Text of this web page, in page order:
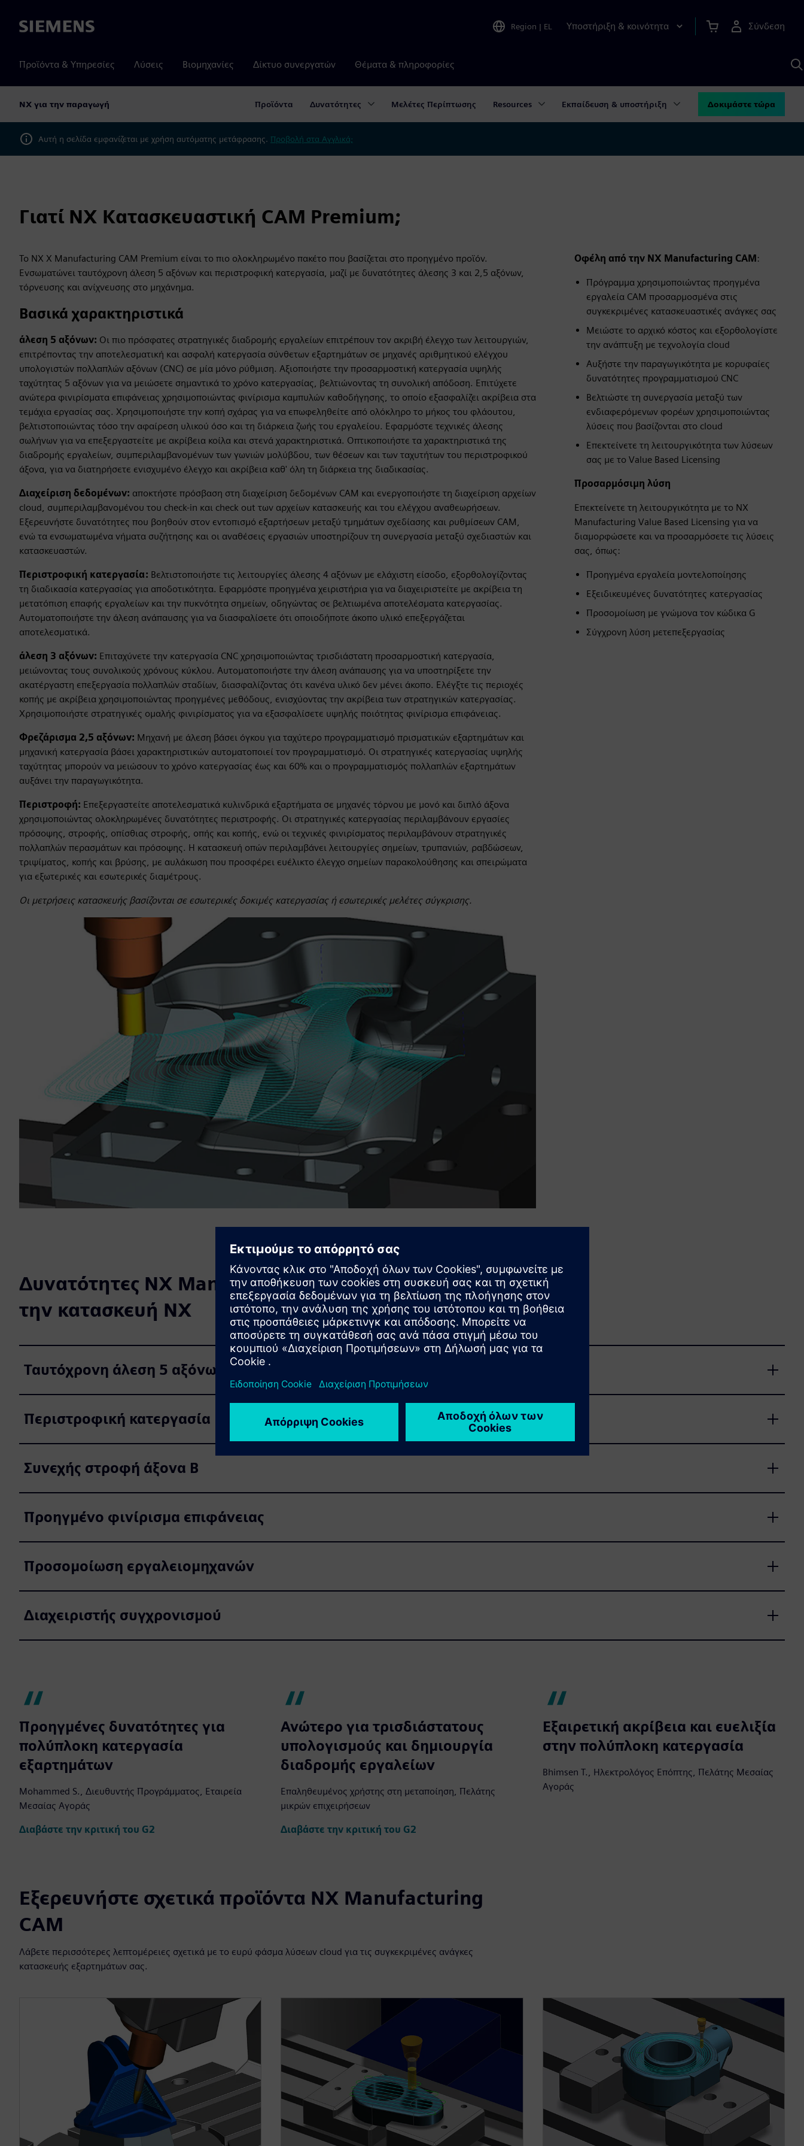
Siemens Region | EL Υποστήριξη & κοινότητα Σύνδεση
Προϊόντα & Υπηρεσίες Λύσεις Βιομηχανίες Δίκτυο συνεργατών Θέματα & πληροφορίες
NX για την παραγωγή Προϊόντα Δυνατότητες Μελέτες Περίπτωσης Resources Εκπαίδευση & υποστήριξη Δοκιμάστε τώρα
Αυτή η σελίδα εμφανίζεται με χρήση αυτόματης μετάφρασης. Προβολή στα Αγγλικά;
Γιατί NX Κατασκευαστική CAM Premium;
Το NX X Manufacturing CAM Premium είναι το πιο ολοκληρωμένο πακέτο που βασίζεται στο προηγμένο προϊόν.
Ενσωματώνει ταυτόχρονη άλεση 5 αξόνων και περιστροφική κατεργασία, μαζί με δυνατότητες άλεσης 3 και 2,5 αξόνων,
τόρνευσης και ανίχνευσης στο μηχάνημα.
Βασικά χαρακτηριστικά
άλεση 5 αξόνων: Οι πιο πρόσφατες στρατηγικές διαδρομής εργαλείων επιτρέπουν τον ακριβή έλεγχο των λειτουργιών,
επιτρέποντας την αποτελεσματική και ασφαλή κατεργασία σύνθετων εξαρτημάτων σε μηχανές αριθμητικού ελέγχου
υπολογιστών πολλαπλών αξόνων (CNC) σε μία μόνο ρύθμιση. Αξιοποιήστε την προσαρμοστική κατεργασία υψηλής
ταχύτητας 5 αξόνων για να μειώσετε σημαντικά το χρόνο κατεργασίας, βελτιώνοντας τη συνολική απόδοση. Επιτύχετε
ανώτερα φινιρίσματα επιφάνειας χρησιμοποιώντας φινίρισμα καμπυλών καθοδήγησης, το οποίο εξασφαλίζει ακρίβεια στα
τεμάχια εργασίας σας. Χρησιμοποιήστε την κοπή σχάρας για να επωφεληθείτε από ολόκληρο το μήκος του φλάουτου,
βελτιστοποιώντας τόσο την αφαίρεση υλικού όσο και τη διάρκεια ζωής του εργαλείου. Εφαρμόστε τεχνικές άλεσης
σωλήνων για να επεξεργαστείτε με ακρίβεια κοίλα και στενά χαρακτηριστικά. Οπτικοποιήστε τα χαρακτηριστικά της
διαδρομής εργαλείων, συμπεριλαμβανομένων των γωνιών μολύβδου, των θέσεων και των ταχυτήτων του περιστροφικού
άξονα, για να διατηρήσετε ενισχυμένο έλεγχο και ακρίβεια καθ' όλη τη διάρκεια της διαδικασίας.
Διαχείριση δεδομένων: αποκτήστε πρόσβαση στη διαχείριση δεδομένων CAM και ενεργοποιήστε τη διαχείριση αρχείων
cloud, συμπεριλαμβανομένου του check-in και check out των αρχείων κατασκευής και του ελέγχου αναθεωρήσεων.
Εξερευνήστε δυνατότητες που βοηθούν στον εντοπισμό εξαρτήσεων μεταξύ τμημάτων σχεδίασης και ρυθμίσεων CAM,
ενώ τα ενσωματωμένα νήματα συζήτησης και οι αναθέσεις εργασιών υποστηρίζουν τη συνεργασία μεταξύ σχεδιαστών και
κατασκευαστών.
Περιστροφική κατεργασία: Βελτιστοποιήστε τις λειτουργίες άλεσης 4 αξόνων με ελάχιστη είσοδο, εξορθολογίζοντας
τη διαδικασία κατεργασίας για αποδοτικότητα. Εφαρμόστε προηγμένα χειριστήρια για να διαχειριστείτε με ακρίβεια τη
μετατόπιση επαφής εργαλείων και την πυκνότητα σημείων, οδηγώντας σε βελτιωμένα αποτελέσματα κατεργασίας.
Αυτοματοποιήστε την άλεση ανάπαυσης για να διασφαλίσετε ότι οποιοδήποτε άκοπο υλικό επεξεργάζεται
αποτελεσματικά.
άλεση 3 αξόνων: Επιταχύνετε την κατεργασία CNC χρησιμοποιώντας τρισδιάστατη προσαρμοστική κατεργασία,
μειώνοντας τους συνολικούς χρόνους κύκλου. Αυτοματοποιήστε την άλεση ανάπαυσης για να υποστηρίξετε την
ακατέργαστη επεξεργασία πολλαπλών σταδίων, διασφαλίζοντας ότι κανένα υλικό δεν μένει άκοπο. Ελέγξτε τις περιοχές
κοπής με ακρίβεια χρησιμοποιώντας προηγμένες μεθόδους, ενισχύοντας την ακρίβεια των στρατηγικών κατεργασίας.
Χρησιμοποιήστε στρατηγικές ομαλής φινιρίσματος για να εξασφαλίσετε υψηλής ποιότητας φινίρισμα επιφάνειας.
Φρεζάρισμα 2,5 αξόνων: Μηχανή με άλεση βάσει όγκου για ταχύτερο προγραμματισμό πρισματικών εξαρτημάτων και
μηχανική κατεργασία βάσει χαρακτηριστικών αυτοματοποιεί τον προγραμματισμό. Οι στρατηγικές κατεργασίας υψηλής
ταχύτητας μπορούν να μειώσουν το χρόνο κατεργασίας έως και 60% και ο προγραμματισμός πολλαπλών εξαρτημάτων
αυξάνει την παραγωγικότητα.
Περιστροφή: Επεξεργαστείτε αποτελεσματικά κυλινδρικά εξαρτήματα σε μηχανές τόρνου με μονό και διπλό άξονα
χρησιμοποιώντας ολοκληρωμένες δυνατότητες περιστροφής. Οι στρατηγικές κατεργασίας περιλαμβάνουν εργασίες
πρόσοψης, στροφής, οπίσθιας στροφής, οπής και κοπής, ενώ οι τεχνικές φινιρίσματος περιλαμβάνουν στρατηγικές
πολλαπλών περασμάτων και πρόσοψης. Η κατασκευή οπών περιλαμβάνει λειτουργίες σημείων, τρυπανιών, ραβδώσεων,
τριψίματος, κοπής και βρύσης, με αυλάκωση που προσφέρει ευέλικτο έλεγχο σημείων παρακολούθησης και σπειρώματα
για εξωτερικές και εσωτερικές διαμέτρους.
Οι μετρήσεις κατασκευής βασίζονται σε εσωτερικές δοκιμές κατεργασίας ή εσωτερικές μελέτες σύγκρισης.
Οφέλη από την NX Manufacturing CAM:
Πρόγραμμα χρησιμοποιώντας προηγμένα
εργαλεία CAM προσαρμοσμένα στις
συγκεκριμένες κατασκευαστικές ανάγκες σας
Μειώστε το αρχικό κόστος και εξορθολογίστε
την ανάπτυξη με τεχνολογία cloud
Αυξήστε την παραγωγικότητα με κορυφαίες
δυνατότητες προγραμματισμού CNC
Βελτιώστε τη συνεργασία μεταξύ των
ενδιαφερόμενων φορέων χρησιμοποιώντας
λύσεις που βασίζονται στο cloud
Επεκτείνετε τη λειτουργικότητα των λύσεων
σας με το Value Based Licensing
Προσαρμόσιμη λύση
Επεκτείνετε τη λειτουργικότητα με το NX
Manufacturing Value Based Licensing για να
διαμορφώσετε και να προσαρμόσετε τις λύσεις
σας, όπως:
Προηγμένα εργαλεία μοντελοποίησης
Εξειδικευμένες δυνατότητες κατεργασίας
Προσομοίωση με γνώμονα τον κώδικα G
Σύγχρονη λύση μετεπεξεργασίας
Δυνατότητες NX Manufacturing CAM Premium για
την κατασκευή NX
Ταυτόχρονη άλεση 5 αξόνων
Περιστροφική κατεργασία
Συνεχής στροφή άξονα Β
Προηγμένο φινίρισμα επιφάνειας
Προσομοίωση εργαλειομηχανών
Διαχειριστής συγχρονισμού
Προηγμένες δυνατότητες για
πολύπλοκη κατεργασία
εξαρτημάτων
Mohammed S., Διευθυντής Προγράμματος, Εταιρεία
Μεσαίας Αγοράς
Διαβάστε την κριτική του G2
Ανώτερο για τρισδιάστατους
υπολογισμούς και δημιουργία
διαδρομής εργαλείων
Επαληθευμένος χρήστης στη μεταποίηση, Πελάτης
μικρών επιχειρήσεων
Διαβάστε την κριτική του G2
Εξαιρετική ακρίβεια και ευελιξία
στην πολύπλοκη κατεργασία
Bhimsen T., Ηλεκτρολόγος Επόπτης, Πελάτης Μεσαίας
Αγοράς
Εξερευνήστε σχετικά προϊόντα NX Manufacturing
CAM
Λάβετε περισσότερες λεπτομέρειες σχετικά με το ευρύ φάσμα λύσεων cloud για τις συγκεκριμένες ανάγκες
κατασκευής εξαρτημάτων σας.